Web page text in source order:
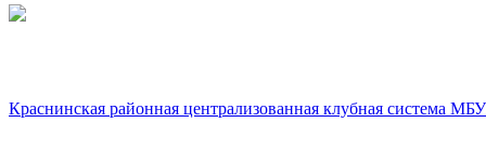
Краснинская районная централизованная клубная система